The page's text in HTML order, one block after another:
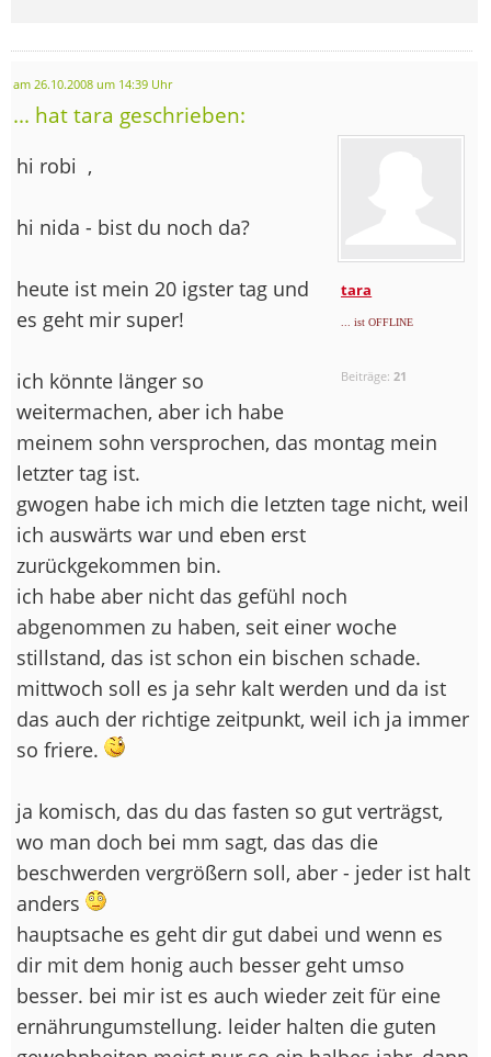
am 26.10.2008 um 14:39 Uhr
... hat tara geschrieben:
tara
... ist OFFLINE
Beiträge: 21
hi robi ,
hi nida - bist du noch da?
heute ist mein 20 igster tag und
es geht mir super!
ich könnte länger so
weitermachen, aber ich habe
meinem sohn versprochen, das montag mein
letzter tag ist.
gwogen habe ich mich die letzten tage nicht, weil
ich auswärts war und eben erst
zurückgekommen bin.
ich habe aber nicht das gefühl noch
abgenommen zu haben, seit einer woche
stillstand, das ist schon ein bischen schade.
mittwoch soll es ja sehr kalt werden und da ist
das auch der richtige zeitpunkt, weil ich ja immer
so friere.
ja komisch, das du das fasten so gut verträgst,
wo man doch bei mm sagt, das das die
beschwerden vergrößern soll, aber - jeder ist halt
anders
hauptsache es geht dir gut dabei und wenn es
dir mit dem honig auch besser geht umso
besser. bei mir ist es auch wieder zeit für eine
ernährungumstellung. leider halten die guten